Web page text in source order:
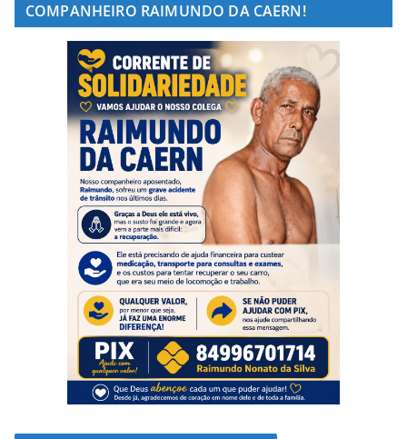
COMPANHEIRO RAIMUNDO DA CAERN!